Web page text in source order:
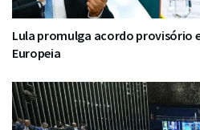
Lula promulga acordo provisório
Europeia